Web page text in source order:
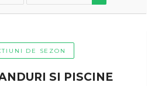
DE SEZON
SI PISCINE